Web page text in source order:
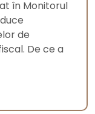
în Monitorul
de
De ce a